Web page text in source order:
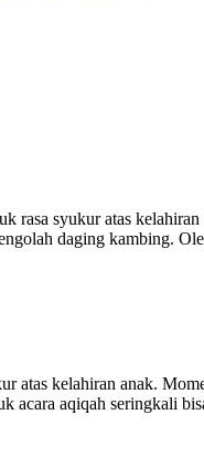
rasa syukur atas
daging kambing.
atas kelahiran anak.
acara aqiqah seringkali